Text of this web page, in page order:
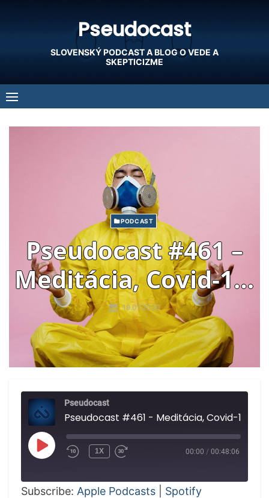
Pseudocast
SLOVENSKÝ PODCAST A BLOG O VEDE A
SKEPTICIZME
PODCAST
Pseudocast #461 –
Meditácia, Covid-19,
Humble Pie
19.07.2020
Pseudocast
PLAY
EPISODE
1X 00:00 / 00:48:06
Subscribe: Apple Podcasts Spotify